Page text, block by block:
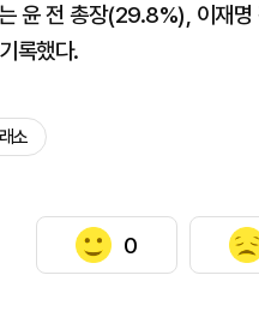
윤 전 총장(29.8%), 이재
록했다.
소
0